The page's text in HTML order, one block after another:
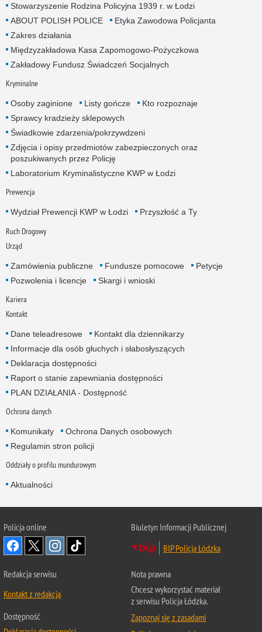
Stowarzyszenie Rodzina Policyjna 1939 r. w Łodzi
ABOUT POLISH POLICE
Etyka Zawodowa Policjanta
Zakres działania
Międzyzakładowa Kasa Zapomogowo-Pożyczkowa
Zakładowy Fundusz Świadczeń Socjalnych
Kryminalne
Osoby zaginione Listy gończe
Kto rozpoznaje
Sprawcy kradzieży sklepowych
Świadkowie zdarzenia/pokrzywdzeni
Zdjęcia i opisy przedmiotów zabezpieczonych oraz
poszukiwanych przez Policję
Laboratorium Kryminalistyczne KWP w Łodzi
Prewencja
Wydział Prewencji KWP w Łodzi Przyszłość a Ty
Ruch Drogowy
Urząd
Zamówienia publiczne Fundusze pomocowe
Petycje
Pozwolenia i licencje
Skargi i wnioski
Kariera
Kontakt
Dane teleadresowe
Kontakt dla dziennikarzy
Informacje dla osób głuchych i słabosłyszących
Deklaracja dostępności
Raport o stanie zapewniania dostępności
PLAN DZIAŁANIA - Dostępność
Ochrona danych
Komunikaty
Ochrona Danych osobowych
Regulamin stron policji
Oddziały o profilu mundurowym
Aktualności
Policja online
Biuletyn Informacji Publicznej
BIP Policja Łódzka
Redakcja serwisu
Kontakt z redakcją
Dostępność
Nota prawna
Chcesz wykorzystać materiał
z serwisu Policja Łódzka.
Zapoznaj się z zasadami